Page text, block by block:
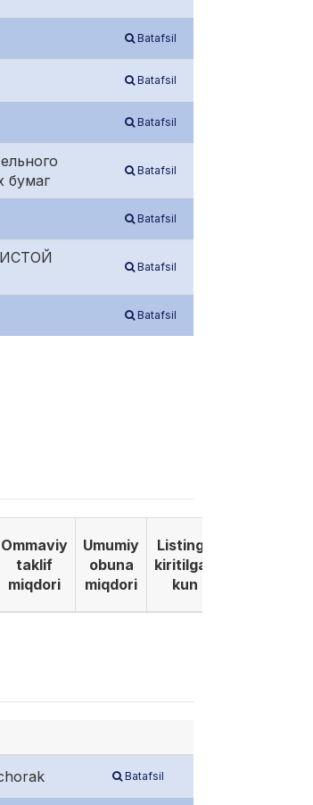
Batafsil
Batafsil
Batafsil
бумаг
Batafsil
Batafsil
Batafsil
Batafsil
Ommaviy
taklif
miqdori
Umumiy
obuna
miqdori
Listinga
kiritilgan
kun
Batafsil